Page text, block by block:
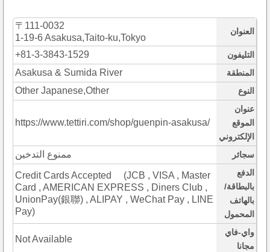
العنوان
〒111-0032
1-19-6 Asakusa,Taito-ku,Tokyo
التليفون +81-3-3843-1529
المنطقة Asakusa & Sumida River
النوع Other Japanese,Other
عنوان
الموقع
الإلكتروني
https://www.tettiri.com/shop/guenpin-asakusa/
سجائر ممنوع التدخين
الدفع
بالبطاقة/
بالهاتف
المحمول
Credit Cards Accepted (JCB , VISA , Master
Card , AMERICAN EXPRESS , Diners Club ,
UnionPay(銀聯) , ALIPAY , WeChat Pay , LINE
Pay)
واي-فاي
مجانا
Not Available